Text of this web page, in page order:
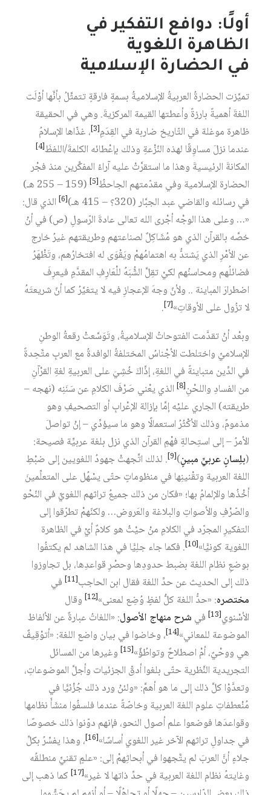
أولًا: دوافع التفكير في
الظاهرة اللغوية
في الحضارة الإسلامية
تميَّزت الحضارةُ العربيةُ الإسلاميةُ بسمةٍ فارقةٍ تتمثَّلُ بأنَّها أوْلَت
اللغةَ أهميةً بارزةً وأعطتها القيمة المركزيةَ. وهي في الحقيقة
ظاهرة موغلة في التّاريخ ضاربة في القِدَمِ[3] ، غذّاها الإسلامُ
عندما نزلَ مساوِقًا لهذه النّزْعةِ وذلك بإعْطائه الكلمةَ/اللفظَ[4]
المكانةَ الرئيسيةَ وهذا ما استقرَّتْ عليه آراءُ المفكِّرين منذ فجْر
الحضارة الإسلامية وفي مقدّمتهم الجاحظُ[5]
(159 – 255 هـ)
في رسائله والقاضي عبد الجبَّار (320؟ – 415 هـ)
[6]
الذي قال:
«… وعلى هذا الوجْه أجْرى الله تعالى عادةَ الرّسولِ (ص) في أنْ
خصَّه بالقرآن الذي هو مُشَاكِلٌ لصناعتهم وطريقتهم غيرُ خارج
عن الأمْرِ الذي يَشتدُّ به اهتمامُهمْ ويَقْوَى له افتخارُهم، وتَظْهَرُ
فضائلُهم ومحاسنُهم لكيْ تقِلَّ الشُّبَهُ للْعَارِفِ المقدَّمِ فيعرِفَ
اضطرارَ المباينة .. ولأنّ وجهَ الإعجازِ فيه لا يتغيَّرُ كما أنّ شريعتَهُ
لا تزُول على الأوقاتِ»[7]
.
وبعْد أنْ تقدَّمت الفتوحاتُ الإسلاميةُ، وتَوَسَّعتْ رقعةُ الوطنِ
الإسلاميِّ واختلطت الأجْناسُ المختلفةُ الوافدةُ مع العربِ متَّحِدةً
في الدِّين متباينةً في اللغةِ، إذَّاكَ خُشِيَ على العربيةِ لغةِ القرْآنِ
من الفسادِ واللحْنِ[8]
الذي يعْني صَرْفَ الكلامِ عن سَنَنِه (نهجه –
طريقته) الجاري عليْه إمَّا بإزالة الإعْرابِ أو التصحيفِ وهو
مذمومٌ، وذلك الأكْثُرُ استعمالًا وهو ما سيؤدِّي – إنْ تواصلَ
الأمرُ – إلى استِحالةِ فهْمِ القرآن الذي نزل بلغة عربيٍّة فصيحة:
(بلِسانٍ عربيٍّ مبينٍ)
[9] . لذلك اتَّجهتْ جهودُ اللغويين إلى ضبْطِ
اللغة العربية وتقْنينِها في منظوماتٍ حتّى يسْهُل على المتعلِّمينَ
أخْذُها والإلمامُ بها؛ «فكان من ذلك جميعُ تراثهم اللغويِّ في النّحْو
والصّرْفِ والأصواتِ والبلاغة والعَروض… ولكنّهمْ تطرّقوا إلى
التفكيرِ المجرّد في الكلامِ منْ حيْثُ هو كلامٌ أيْ في الظاهرة
اللغوية كونيًّا»[10]
. فكما جاء جلِيًّا في هذا الشاهد لم يكتفُوا
بوضعِ نظام اللغة بضبط حدودِها وحصْرِ قواعدِها، بل تجاوزوا
ذلك إلى الحديث عن حدِّ اللغة فقال ابن الحاجب[11]
في
مختصره: «حدُّ اللغة كلُّ لفظٍ وُضِع لمعنى»[12]
وقال
الأسْنوي[13] في شرح منهاج الأصول: «اللغاتُ عبارةٌ عن الألفاظ
الموضوعة للمعاني»[14]
، وخاضوا في بيان واضع اللغة: «أتوْقِيفٌ
هي ووحْيٌ، أمْ اصطلاحٌ وتواطُؤٌ»[15]
وغيرها من المسائل
التجريدية النَّظرية حتّى بلغوا أدقّ الجزئيات وأجلَّ الموضوعاتِ،
وتعدَّوْا كلَّ ذلك إلى ما هو أهمَّ: «ولئنْ ورد ذلك جُزْئيًّا في
مُنْعطفاتِ علوم اللغة العربية وخاصّةً عندما فلسفُوا منشَأَ نظامها
وقواعدَها فوضعوا علم أصول النحو، فإنهم دوّنوا ذلك خصوصًا
في جداولِ تراثهم الآخر غير اللغوي أساسًا»[16]
، وهذا يفسِّرُ بكلِّ
جلاءٍ أنَّ العربَ لم يتَّجهوا في أبحاثِهمْ إلى: «علمٍ تقنيٍّ منطلقُه
وغايتهُ نظام اللغة العربية في حدِّ ذاتها لا غير»[17]
كما ذهب إلى